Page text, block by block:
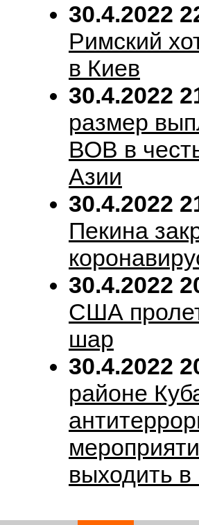
30.4.2022
Римский
в Киев
30.4.2022
размер
ВОВ в
Азии
30.4.2022
Пекина
30.4.2022
США
шар
30.4.2022
районе
выходить